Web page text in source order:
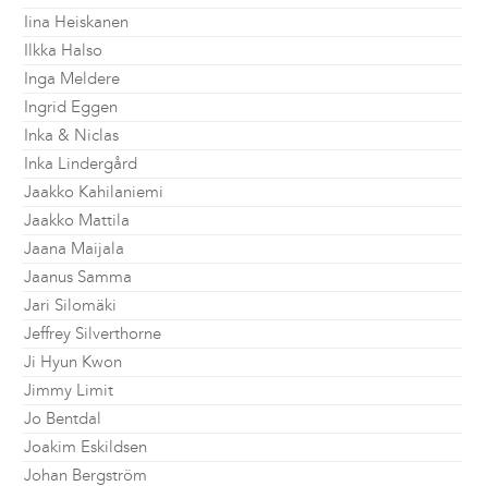
Iina Heiskanen
Ilkka Halso
Inga Meldere
Ingrid Eggen
Inka & Niclas
Inka Lindergård
Jaakko Kahilaniemi
Jaakko Mattila
Jaana Maijala
Jaanus Samma
Jari Silomäki
Jeffrey Silverthorne
Ji Hyun Kwon
Jimmy Limit
Jo Bentdal
Joakim Eskildsen
Johan Bergström